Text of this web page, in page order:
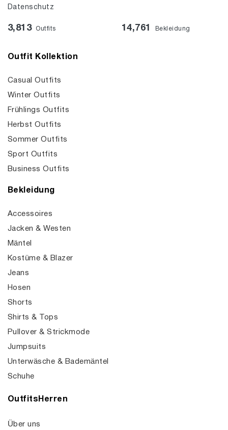
Datenschutz
3,813 Outfits 14,761 Bekleidung
Outfit Kollektion
Casual Outfits
Winter Outfits
Frühlings Outfits
Herbst Outfits
Sommer Outfits
Sport Outfits
Business Outfits
Bekleidung
Accessoires
Jacken & Westen
Mäntel
Kostüme & Blazer
Jeans
Hosen
Shorts
Shirts & Tops
Pullover & Strickmode
Jumpsuits
Unterwäsche & Bademäntel
Schuhe
OutfitsHerren
Über uns